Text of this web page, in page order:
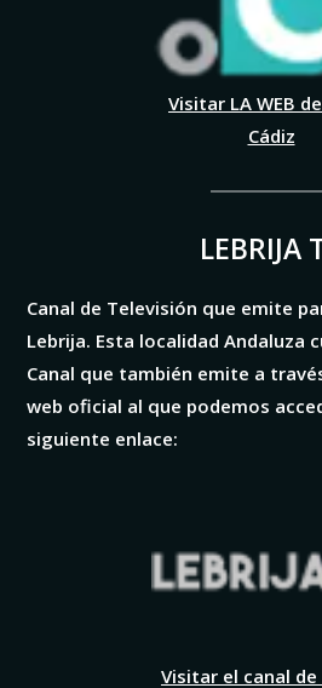
Visitar LA WEB
Cádiz
LEBRIJA
Canal de Televisión que emite
Lebrija. Esta localidad Andaluza
Canal que también emite a
web oficial al que podemos
siguiente enlace:
Visitar el canal de